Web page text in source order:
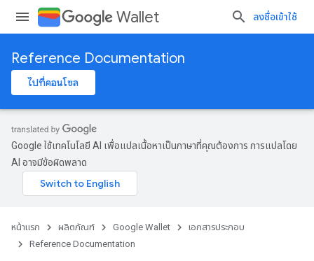
Wallet ลงชื่อเข้าใช้
Reference Documentation
ไปที่คอนโซล
Google ใช้เทคโนโลยี AI เพื่อแปลเนื้อหาเป็นภาษาที่คุณต้องการ การแปลโดย
AI อาจมีข้อผิดพลาด
หน้าแรก ผลิตภัณฑ์ Google Wallet
เอกสารประกอบ
Reference Documentation